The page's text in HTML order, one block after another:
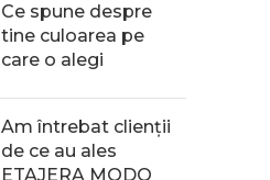
Ce spune despre
tine culoarea pe
care o alegi
Am întrebat clienții
de ce au ales
ETAJERA MODO